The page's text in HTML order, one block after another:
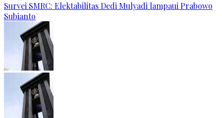
Survei SMRC: Elektabilitas Dedi Mulyadi lampaui Prabowo
Subianto